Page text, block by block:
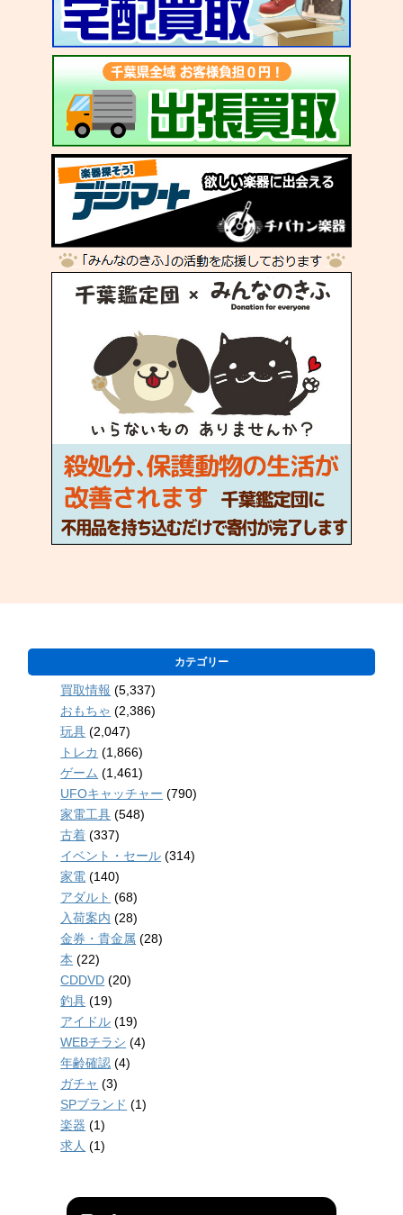
カテゴリー
買取情報 (5,337)
おもちゃ (2,386)
玩具 (2,047)
トレカ (1,866)
ゲーム (1,461)
UFOキャッチャー (790)
家電工具 (548)
古着 (337)
イベント・セール (314)
家電 (140)
アダルト (68)
入荷案内 (28)
金券・貴金属 (28)
本 (22)
CDDVD (20)
釣具 (19)
アイドル (19)
WEBチラシ (4)
年齢確認 (4)
ガチャ (3)
SPブランド (1)
楽器 (1)
求人 (1)